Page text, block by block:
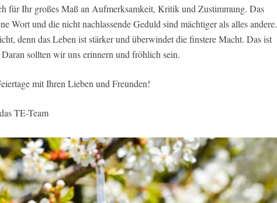
für Ihr großes Maß an Aufmerksamkeit, Kritik und Zustimmung. Das
Wort und die nicht nachlassende Geduld sind mächtiger als alles andere.
denn das Leben ist stärker und überwindet die finstere Macht. Das ist
sollten wir uns erinnern und fröhlich sein.
mit Ihren Lieben und Freunden!
TE-Team